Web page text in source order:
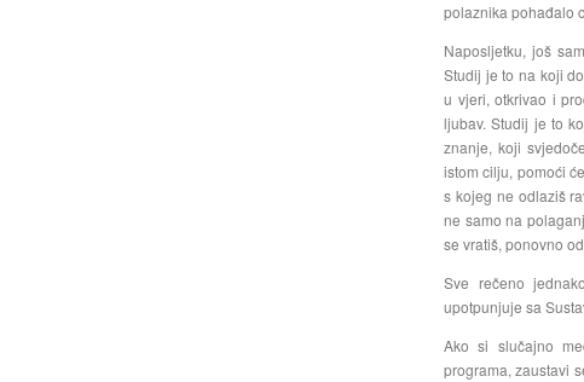
polaznika pohađalo
Naposljetku, još
Studij je to na koji
u vjeri, otkrivao i
ljubav. Studij je to
znanje, koji
istom cilju, pomoći
s kojeg ne odlaziš
ne samo na
se vratiš, ponovno
Sve rečeno
upotpunjuje sa
Ako si slučajno
programa, zaustavi